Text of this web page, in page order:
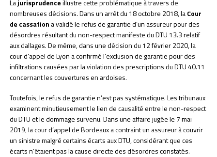
Lajurisprudenceillustre cette problématique à travers de
nombreuses décisions. Dans un arrêt du 18 octobre 2018, laCour
de cassation a validé le refus de garantie d’un assureur pour des
désordres résultant du non-respect manifeste du DTU 13.3 relatif
aux dallages. De même, dans une décision du 12 février 2020, la
cour d’appel de Lyon a confirmé l’exclusion de garantie pour des
infiltrations causées par la violation des prescriptions du DTU 40.11
concernant les couvertures en ardoises.
Toutefois, le refus de garantie n’est pas systématique. Les tribunaux
examinent minutieusement le lien de causalité entre le non-respect
du DTU et le dommage survenu. Dans une affaire jugée le 7 mai
2019, la cour d’appel de Bordeaux a contraint un assureur à couvrir
un sinistre malgré certains écarts aux DTU, considérant que ces
écarts n’étaient pas la cause directe des désordres constatés.